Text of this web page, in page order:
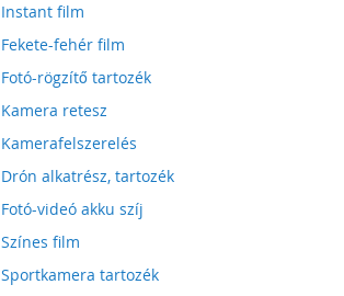
Instant film
Fekete-fehér film
Fotó-rögzítő tartozék
Kamera retesz
Kamerafelszerelés
Drón alkatrész, tartozék
Fotó-videó akku szíj
Színes film
Sportkamera tartozék